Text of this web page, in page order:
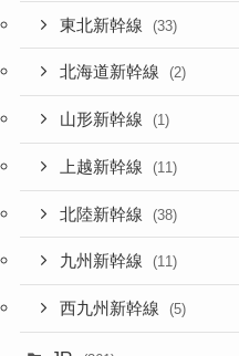
東北新幹線 (33)
北海道新幹線 (2)
山形新幹線 (1)
上越新幹線 (11)
北陸新幹線 (38)
九州新幹線 (11)
西九州新幹線 (5)